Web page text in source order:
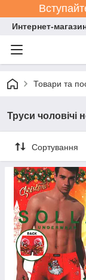
Интернет-
Товари та
Труси чоловічі
Сортування